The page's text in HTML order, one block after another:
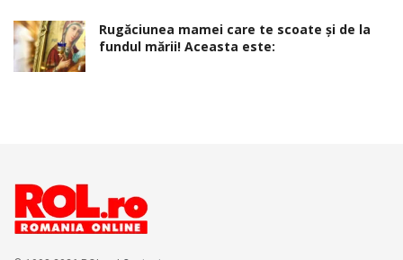
Rugăciunea mamei care te scoate şi de la
fundul mării! Aceasta este: